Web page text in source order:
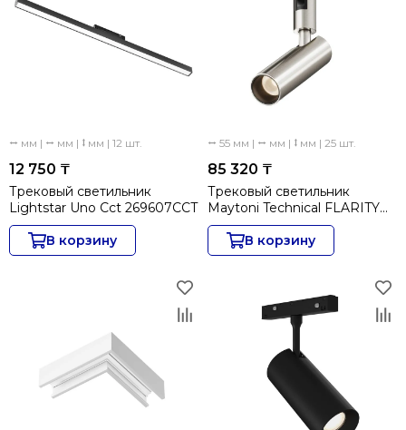
⭤ мм | ⭤ мм | ⭥ мм | 12 шт.
12 750 ₸
Трековый светильник
Lightstar Uno Cct 269607CCT
В корзину
⭤ 55 мм | ⭤ мм | ⭥ мм | 25 шт.
85 320 ₸
Трековый светильник
Maytoni Technical FLARITY
Focus Led TR144-1-12W3K-
W-PTВ корзину